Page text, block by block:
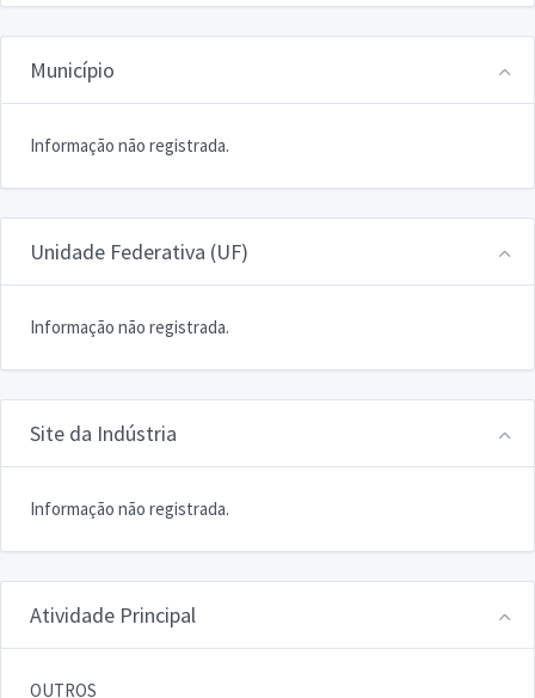
Município
Informação não registrada.
Unidade Federativa (UF)
Informação não registrada.
Site da Indústria
Informação não registrada.
Atividade Principal
OUTROS